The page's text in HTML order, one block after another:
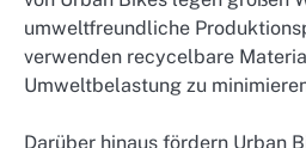
umweltfreundliche
verwenden recycelbare
Umweltbelastung zu
Darüber hinaus fördern Urban